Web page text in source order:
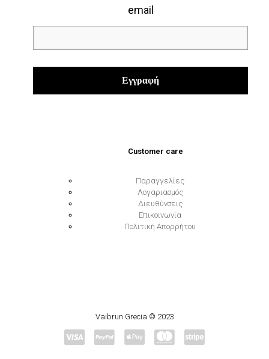
email
Customer care
Παραγγελίες
Λογαριασμός
Διευθύνσεις
Επικοινωνία
Πολιτική Απορρήτου
Vaibrun Grecia © 2023